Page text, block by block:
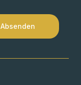
Absenden